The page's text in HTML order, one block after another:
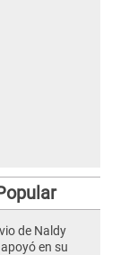
de Naldy
en su